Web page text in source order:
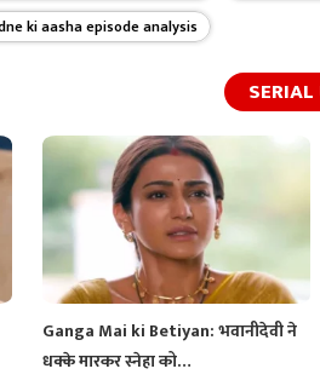
ki aasha episode analysis
Ganga Mai ki Betiyan: भवानीदेवी ने
धक्के मारकर स्नेहा को…